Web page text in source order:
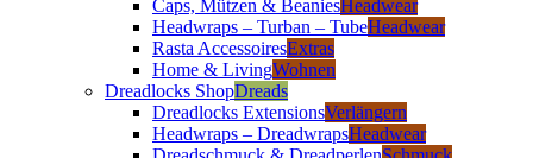
Caps, Mützen & BeaniesHeadwear
Headwraps – Turban – TubeHeadwear
Rasta AccessoiresExtras
Home & LivingWohnen
Dreadlocks ShopDreads
Dreadlocks ExtensionsVerlängern
Headwraps – DreadwrapsHeadwear